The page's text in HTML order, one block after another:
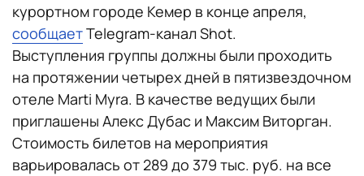
курортном городе Кемер в конце апреля,
сообщаетTelegram-канал Shot.
Выступления группы должны были проходить
на протяжении четырех дней в пятизвездочном
отеле Marti Myra. В качестве ведущих были
приглашены Алекс Дубас и Максим Виторган.
Стоимость билетов на мероприятия
варьировалась от 289 до 379 тыс. руб. на все